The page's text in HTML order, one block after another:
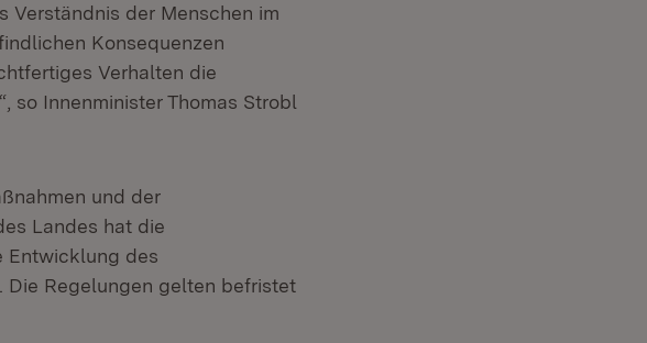
Verständnis der Menschen im
Konsequenzen
Verhalten die
so Innenminister Thomas Strobl
und der
Landes hat die
Entwicklung des
Die Regelungen gelten befristet